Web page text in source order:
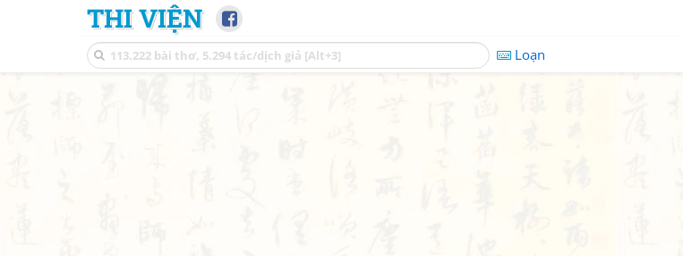
THI VIỆN
Loạn